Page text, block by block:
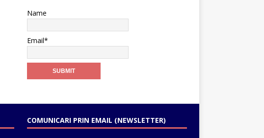
Name
Email*
COMUNICARI PRIN EMAIL (NEWSLETTER)